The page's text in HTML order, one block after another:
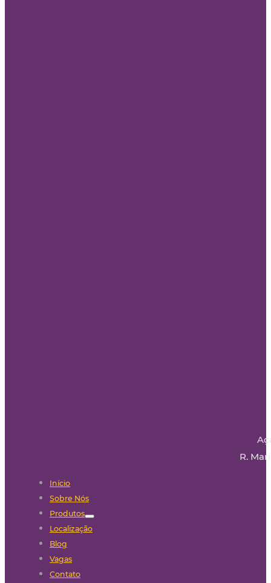
R.
Início
Sobre Nós
Produtos
Localização
Blog
Vagas
Contato